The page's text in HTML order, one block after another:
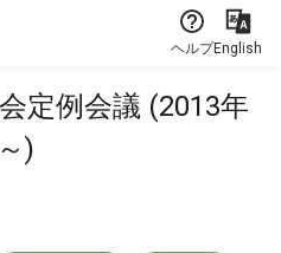
ヘルプEnglish
定例会議 (2013年
)